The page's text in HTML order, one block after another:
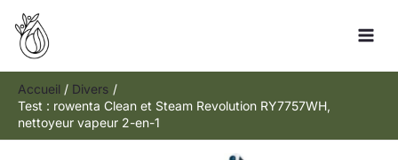
Aller
contenu
Accueil
Divers
Test : rowenta Clean et Steam Revolution RY7757WH,
nettoyeur vapeur 2-en-1
Rechercher